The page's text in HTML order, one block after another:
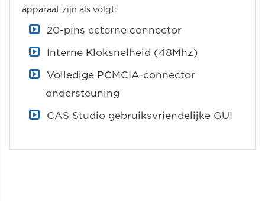
apparaat zijn als volgt:
20-pins ecterne connector
Interne Kloksnelheid (48Mhz)
Volledige PCMCIA-connector
ondersteuning
CAS Studio gebruiksvriendelijke GUI